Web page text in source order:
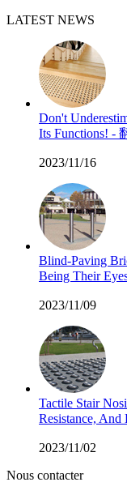
LATEST NEWS
Don't
Its Functions! -
2023/11/16
Blind-Paving
Being Their
2023/11/09
Tactile Stair
Resistance,
2023/11/02
Nous contacter